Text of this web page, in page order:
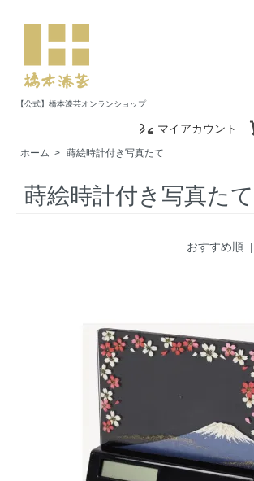
【公式】橋本漆芸オンランショップ
マイアカウント
ホーム > 蒔絵時計付き写真たて
蒔絵時計付き写真たて
おすすめ順 |